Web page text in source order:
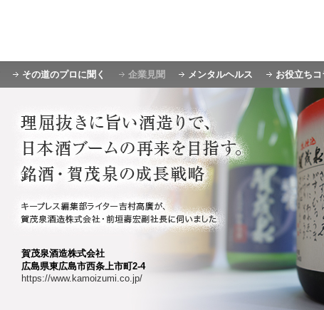
その道のプロに聞く 企業見聞 メンタルヘルス お役立ちコ
賀茂泉酒造株式会社
広島県東広島市西条上市町2-4
https://www.kamoizumi.co.jp/